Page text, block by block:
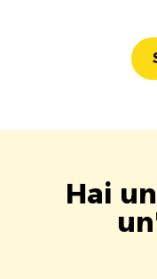
Hai